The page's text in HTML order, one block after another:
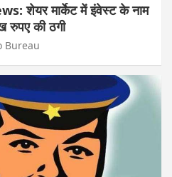
शेयर मार्केट में इंवेस्ट के नाम
रुपए की ठगी
Bureau